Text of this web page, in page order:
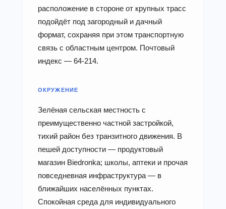
расположение в стороне от крупных трасс
подойдёт под загородный и дачный
формат, сохраняя при этом транспортную
связь с областным центром. Почтовый
индекс — 64-214.
ОКРУЖЕНИЕ
Зелёная сельская местность с
преимущественно частной застройкой,
тихий район без транзитного движения. В
пешей доступности — продуктовый
магазин Biedronka; школы, аптеки и прочая
повседневная инфраструктура — в
ближайших населённых пунктах.
Спокойная среда для индивидуального